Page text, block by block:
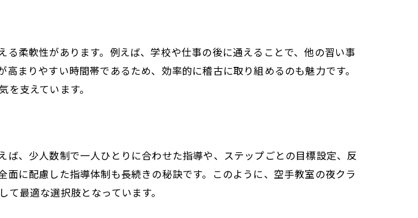
柔軟性があります。例えば、学校や仕事の後に通えることで、他の習い事
まりやすい時間帯であるため、効率的に稽古に取り組めるのも魅力です。
支えています。
、少人数制で一人ひとりに合わせた指導や、ステップごとの目標設定、反
に配慮した指導体制も長続きの秘訣です。このように、空手教室の夜クラ
最適な選択肢となっています。